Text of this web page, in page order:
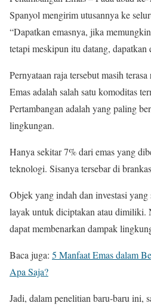
Spanyol mengirim utusannya ke
“Dapatkan emasnya, jika
tetapi meskipun itu datang, dapatkan
Pernyataan raja tersebut masih
Emas adalah salah satu komoditas
Pertambangan adalah yang paling
lingkungan.
Hanya sekitar 7% dari emas yang
teknologi. Sisanya tersebar di
Objek yang indah dan investasi yang
layak untuk diciptakan atau dimiliki.
dapat membenarkan dampak
Baca juga: 5 Manfaat Emas dalam
Apa Saja?
Jadi, dalam penelitian baru-baru ini,